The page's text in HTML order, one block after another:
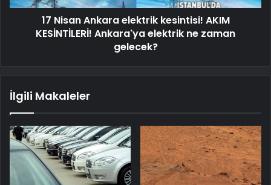
17 Nisan Ankara elektrik kesintisi! AKIM
KESİNTİLERİ! Ankara'ya elektrik ne zaman
gelecek?
İlgili Makaleler